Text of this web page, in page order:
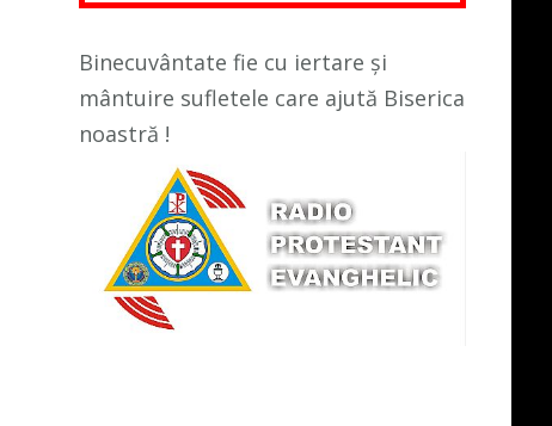
Binecuvântate fie cu iertare și
mântuire sufletele care ajută Biserica
noastră !